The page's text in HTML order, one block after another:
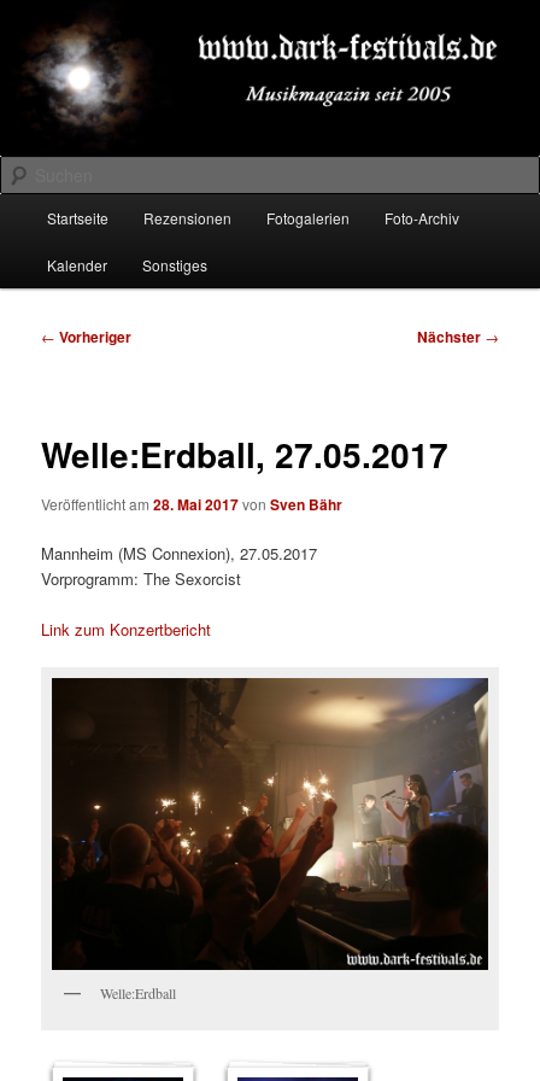
primären
Inhalt
springenDARK-FESTIVALS.DE
Suchen
Startseite Rezensionen Fotogalerien Foto-Archiv
Kalender Sonstiges
Beitragsnavigation
← Vorheriger Nächster →
Welle:Erdball, 27.05.2017
Veröffentlicht am28. Mai 2017vonSven Bähr
Mannheim (MS Connexion), 27.05.2017
Vorprogramm: The Sexorcist
Link zum Konzertbericht
Welle:Erdball